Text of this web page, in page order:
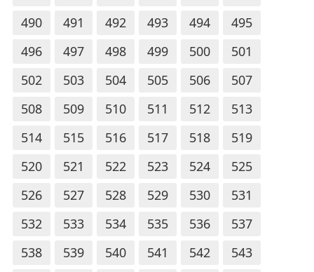
490
491 492 493 494
495
496
497 498 499 500
501
502
503 504 505 506
507
508
509 510 511 512
513
514
515 516 517 518
519
520
521 522 523 524
525
526
527 528 529 530
531
532
533 534 535 536
537
538
539 540 541 542
543